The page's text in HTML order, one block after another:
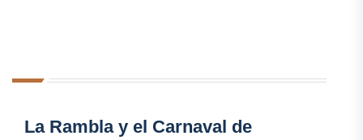
La Rambla y el Carnaval de